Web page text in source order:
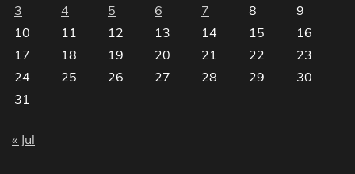
3
4 5 6 7 8
9
10
11 12 13 14 15
16
17
18 19 20 21 22
23
24
25 26 27 28 29
30
31
« Jul